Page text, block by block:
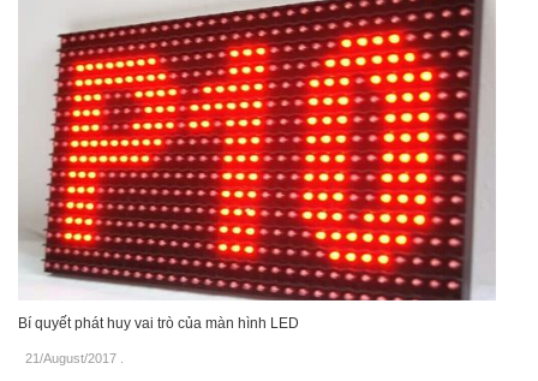
Bí quyết phát huy vai trò của màn hình LED
21/August/2017